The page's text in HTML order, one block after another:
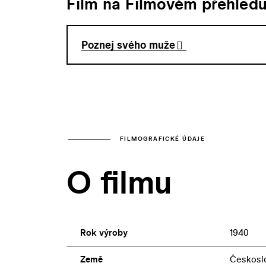
Poznej svého muže
FILMOGRAFICKÉ ÚDAJE
O filmu
Rok výroby 1940
Země